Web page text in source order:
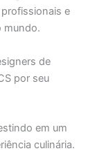
e
mundo.
de
por seu
em um
culinária.